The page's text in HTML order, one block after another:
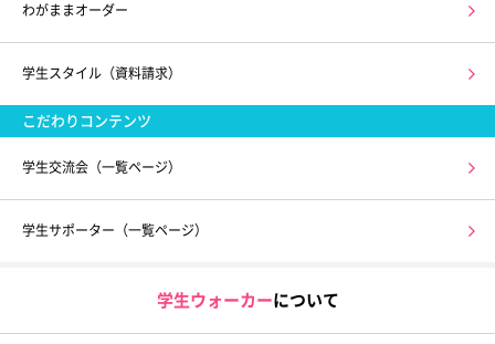
わがままオーダー
学生スタイル（資料請求）
こだわりコンテンツ
学生交流会（一覧ページ）
学生サポーター（一覧ページ）
学生ウォーカーについて